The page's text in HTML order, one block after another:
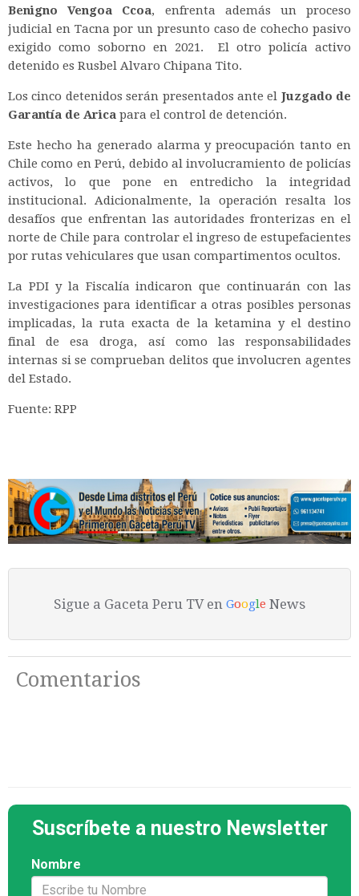
Benigno Vengoa Ccoa, enfrenta además un proceso
judicial en Tacna por un presunto caso de cohecho pasivo
exigido como soborno en 2021. El otro policía activo
detenido es Rusbel Alvaro Chipana Tito.
Los cinco detenidos serán presentados ante el Juzgado de
Garantía de Arica para el control de detención.
Este hecho ha generado alarma y preocupación tanto en
Chile como en Perú, debido al involucramiento de policías
activos, lo que pone en entredicho la integridad
institucional. Adicionalmente, la operación resalta los
desafíos que enfrentan las autoridades fronterizas en el
norte de Chile para controlar el ingreso de estupefacientes
por rutas vehiculares que usan compartimentos ocultos.
La PDI y la Fiscalía indicaron que continuarán con las
investigaciones para identificar a otras posibles personas
implicadas, la ruta exacta de la ketamina y el destino
final de esa droga, así como las responsabilidades
internas si se comprueban delitos que involucren agentes
del Estado.
Fuente: RPP
Sigue a Gaceta Peru TV en Google News
Comentarios
Suscríbete a nuestro Newsletter
Nombre